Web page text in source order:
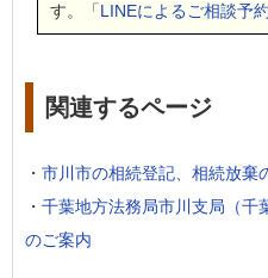
す。「LINEによるご相談予約
関連するページ
・ 市川市の相続登記、相続放棄
・ 千葉地方法務局市川支局（千
のご案内